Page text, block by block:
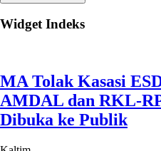
Widget Indeks
MA Tolak Kasasi
AMDAL dan RKL-
Dibuka ke Publik